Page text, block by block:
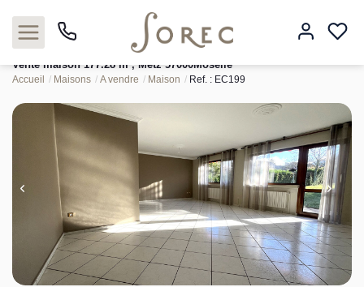
Acheter
Louer
Estimer
Neuf
Vente maison 177.28 m², Metz 57000Moselle
Accueil Maisons A vendre Maison Ref. : EC199